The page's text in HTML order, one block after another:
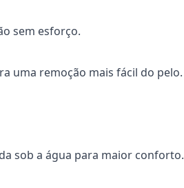
sem esforço.
uma remoção mais fácil do pelo.
sob a água para maior conforto.